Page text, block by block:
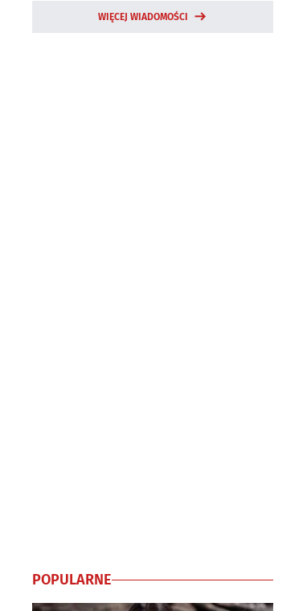
WIĘCEJ WIADOMOŚCI
POPULARNE